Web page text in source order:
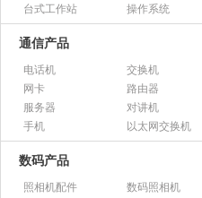
台式工作站
操作系统
通信产品
电话机
交换机
网卡
路由器
服务器
对讲机
手机
以太网交换机
数码产品
照相机配件
数码照相机